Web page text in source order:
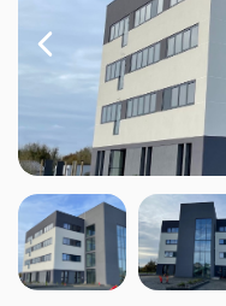
Notre agence
Réalisations
Contact